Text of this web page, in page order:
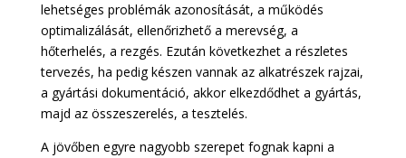
lehetséges problémák azonosítását, a működés
optimalizálását, ellenőrizhető a merevség, a
hőterhelés, a rezgés. Ezután következhet a részletes
tervezés, ha pedig készen vannak az alkatrészek rajzai,
a gyártási dokumentáció, akkor elkezdődhet a gyártás,
majd az összeszerelés, a tesztelés.
A jövőben egyre nagyobb szerepet fognak kapni a